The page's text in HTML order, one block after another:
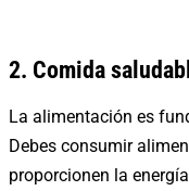
2. Comida
La alimentación es
Debes consumir
proporcionen la